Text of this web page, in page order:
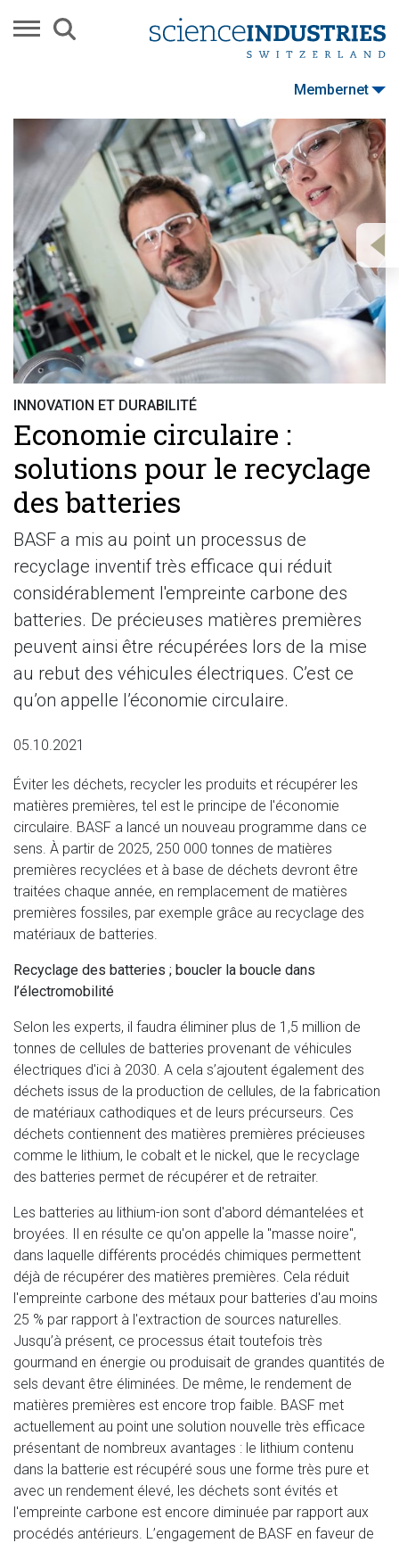
Membernet
INNOVATION ET DURABILITÉ
Economie circulaire :
solutions pour le recyclage
des batteries
BASF a mis au point un processus de
recyclage inventif très efficace qui réduit
considérablement l'empreinte carbone des
batteries. De précieuses matières premières
peuvent ainsi être récupérées lors de la mise
au rebut des véhicules électriques. C’est ce
qu’on appelle l’économie circulaire.
05.10.2021
Éviter les déchets, recycler les produits et récupérer les
matières premières, tel est le principe de l'économie
circulaire. BASF a lancé un nouveau programme dans ce
sens. À partir de 2025, 250 000 tonnes de matières
premières recyclées et à base de déchets devront être
traitées chaque année, en remplacement de matières
premières fossiles, par exemple grâce au recyclage des
matériaux de batteries.
Recyclage des batteries ; boucler la boucle dans
l’électromobilité
Selon les experts, il faudra éliminer plus de 1,5 million de
tonnes de cellules de batteries provenant de véhicules
électriques d'ici à 2030. A cela s’ajoutent également des
déchets issus de la production de cellules, de la fabrication
de matériaux cathodiques et de leurs précurseurs. Ces
déchets contiennent des matières premières précieuses
comme le lithium, le cobalt et le nickel, que le recyclage
des batteries permet de récupérer et de retraiter.
Les batteries au lithium-ion sont d'abord démantelées et
broyées. Il en résulte ce qu'on appelle la "masse noire",
dans laquelle différents procédés chimiques permettent
déjà de récupérer des matières premières. Cela réduit
l'empreinte carbone des métaux pour batteries d'au moins
25 % par rapport à l'extraction de sources naturelles.
Jusqu’à présent, ce processus était toutefois très
gourmand en énergie ou produisait de grandes quantités de
sels devant être éliminées. De même, le rendement de
matières premières est encore trop faible. BASF met
actuellement au point une solution nouvelle très efficace
présentant de nombreux avantages : le lithium contenu
dans la batterie est récupéré sous une forme très pure et
avec un rendement élevé, les déchets sont évités et
l'empreinte carbone est encore diminuée par rapport aux
procédés antérieurs. L’engagement de BASF en faveur de